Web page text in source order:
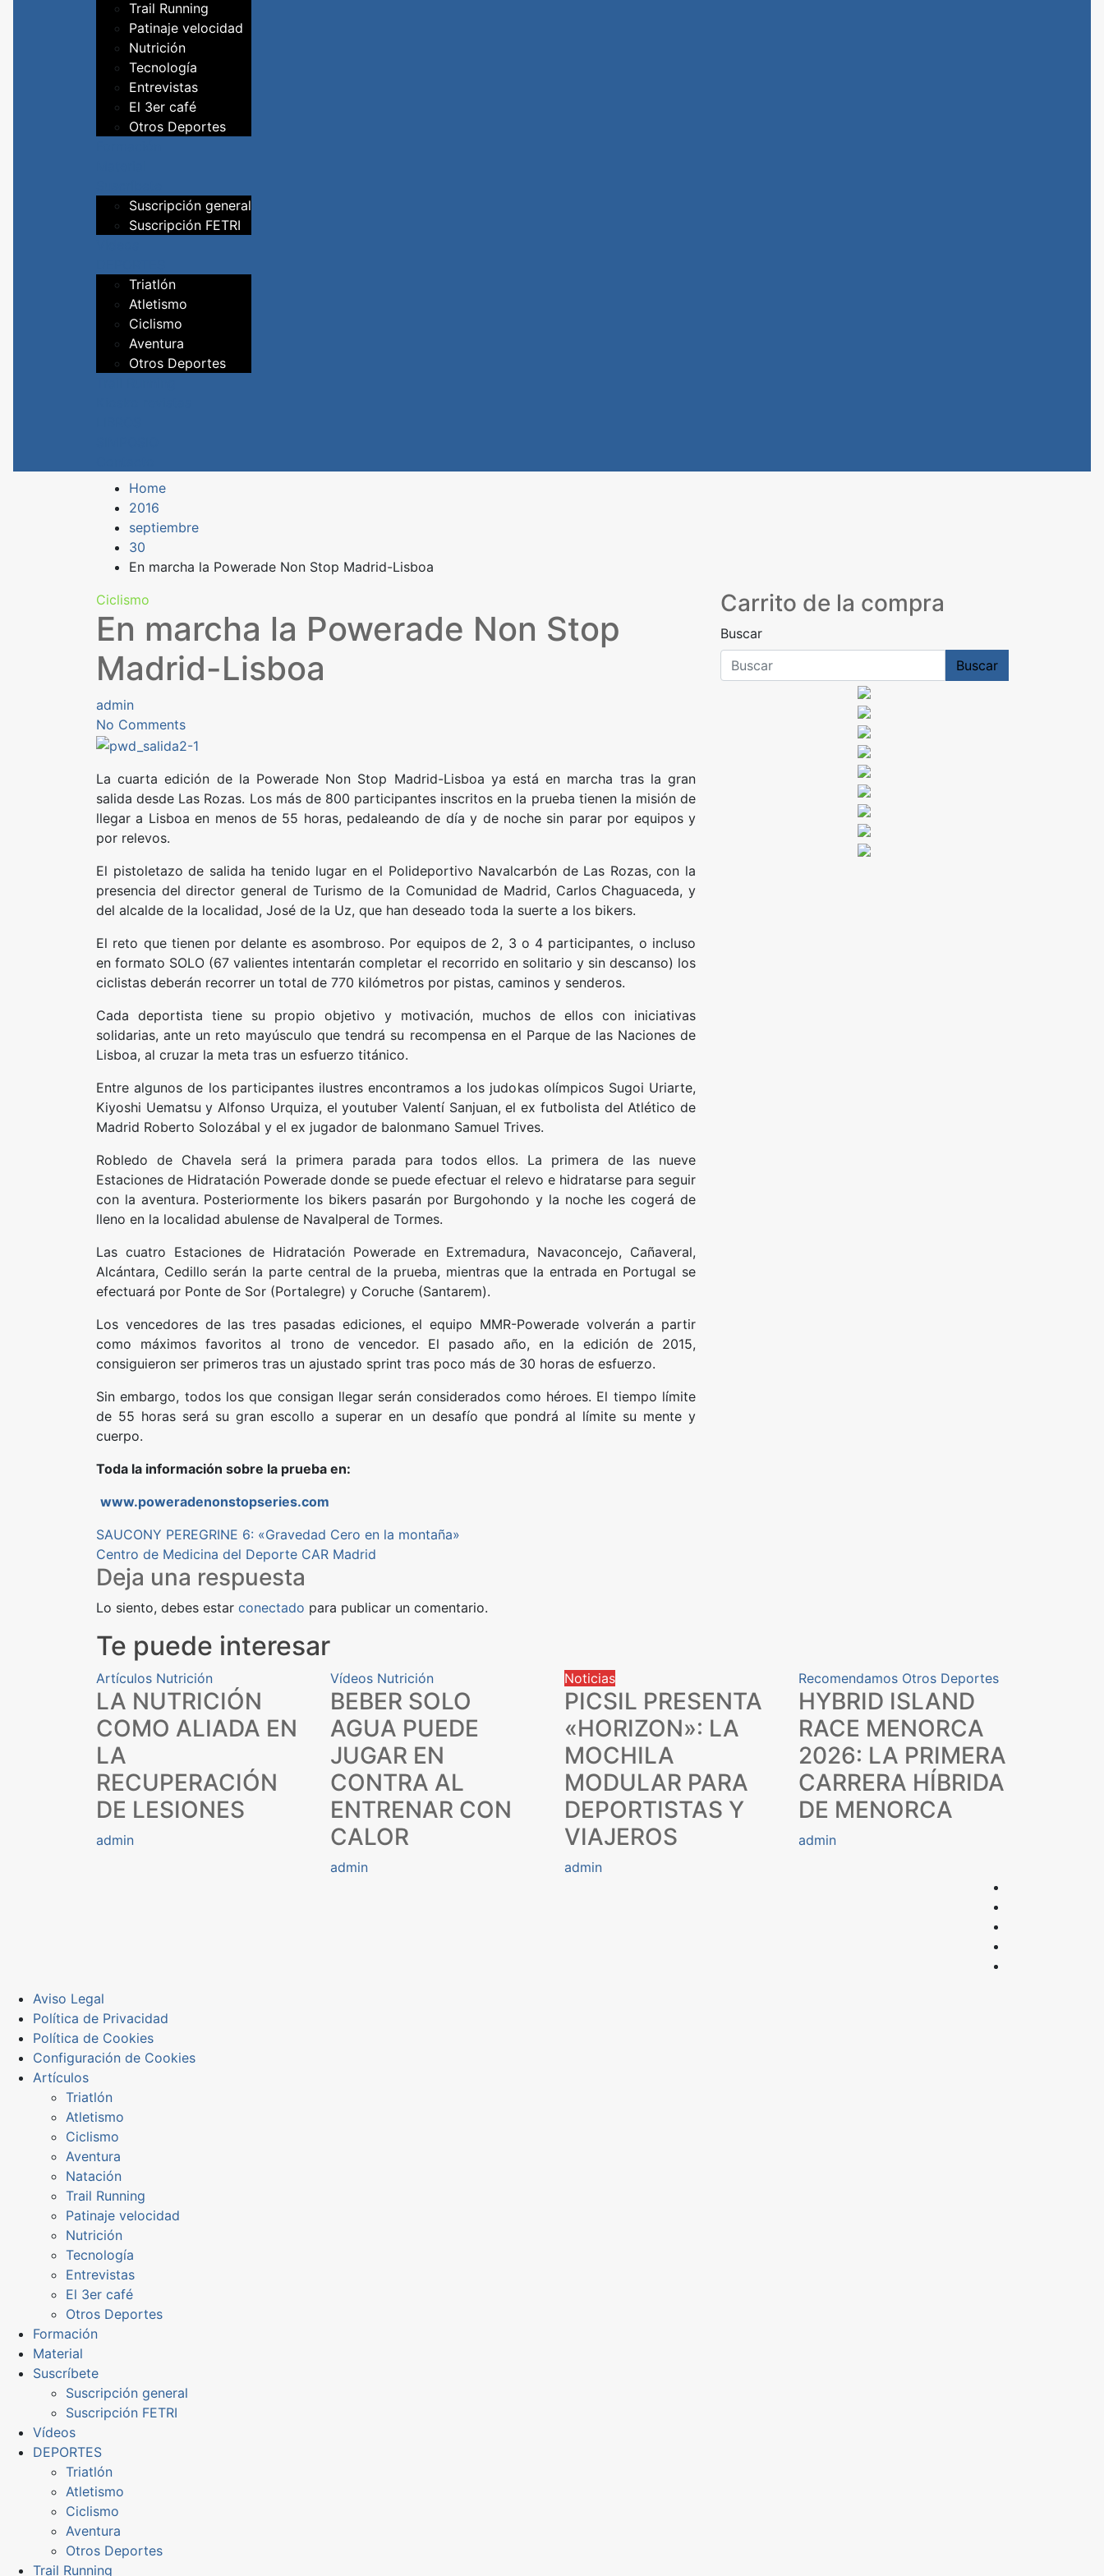
Trail Running
Patinaje velocidad
Nutrición
Tecnología
Entrevistas
El 3er café
Otros Deportes
Suscripción general
Suscripción FETRI
Triatlón
Atletismo
Ciclismo
Aventura
Otros Deportes
Home
2016
septiembre
30
En marcha la Powerade Non Stop Madrid-Lisboa
Ciclismo
En marcha la Powerade Non Stop
Madrid-Lisboa
admin
No Comments
La cuarta edición de la Powerade Non Stop Madrid-Lisboa ya está en marcha tras la gran
salida desde Las Rozas. Los más de 800 participantes inscritos en la prueba tienen la misión de
llegar a Lisboa en menos de 55 horas, pedaleando de día y de noche sin parar por equipos y
por relevos.
El pistoletazo de salida ha tenido lugar en el Polideportivo Navalcarbón de Las Rozas, con la
presencia del director general de Turismo de la Comunidad de Madrid, Carlos Chaguaceda, y
del alcalde de la localidad, José de la Uz, que han deseado toda la suerte a los bikers.
El reto que tienen por delante es asombroso. Por equipos de 2, 3 o 4 participantes, o incluso
en formato SOLO (67 valientes intentarán completar el recorrido en solitario y sin descanso) los
ciclistas deberán recorrer un total de 770 kilómetros por pistas, caminos y senderos.
Cada deportista tiene su propio objetivo y motivación, muchos de ellos con iniciativas
solidarias, ante un reto mayúsculo que tendrá su recompensa en el Parque de las Naciones de
Lisboa, al cruzar la meta tras un esfuerzo titánico.
Entre algunos de los participantes ilustres encontramos a los judokas olímpicos Sugoi Uriarte,
Kiyoshi Uematsu y Alfonso Urquiza, el youtuber Valentí Sanjuan, el ex futbolista del Atlético de
Madrid Roberto Solozábal y el ex jugador de balonmano Samuel Trives.
Robledo de Chavela será la primera parada para todos ellos. La primera de las nueve
Estaciones de Hidratación Powerade donde se puede efectuar el relevo e hidratarse para seguir
con la aventura. Posteriormente los bikers pasarán por Burgohondo y la noche les cogerá de
lleno en la localidad abulense de Navalperal de Tormes.
Las cuatro Estaciones de Hidratación Powerade en Extremadura, Navaconcejo, Cañaveral,
Alcántara, Cedillo serán la parte central de la prueba, mientras que la entrada en Portugal se
efectuará por Ponte de Sor (Portalegre) y Coruche (Santarem).
Los vencedores de las tres pasadas ediciones, el equipo MMR-Powerade volverán a partir
como máximos favoritos al trono de vencedor. El pasado año, en la edición de 2015,
consiguieron ser primeros tras un ajustado sprint tras poco más de 30 horas de esfuerzo.
Sin embargo, todos los que consigan llegar serán considerados como héroes. El tiempo límite
de 55 horas será su gran escollo a superar en un desafío que pondrá al límite su mente y
cuerpo.
Toda la información sobre la prueba en:
www.poweradenonstopseries.com
Navegación
de
entradas
SAUCONY PEREGRINE 6: «Gravedad Cero en la montaña»
Centro de Medicina del Deporte CAR Madrid
Deja una respuesta
Lo siento, debes estar conectado para publicar un comentario.
Carrito de la compra
Buscar
Buscar
Te puede interesar
Artículos Nutrición
LA NUTRICIÓN
COMO ALIADA EN
LA
RECUPERACIÓN
DE LESIONES
admin
Vídeos Nutrición
BEBER SOLO
AGUA PUEDE
JUGAR EN
CONTRA AL
ENTRENAR CON
CALOR
admin
Noticias
PICSIL PRESENTA
«HORIZON»: LA
MOCHILA
MODULAR PARA
DEPORTISTAS Y
VIAJEROS
admin
Recomendamos Otros Deportes
HYBRID ISLAND
RACE MENORCA
2026: LA PRIMERA
CARRERA HÍBRIDA
DE MENORCA
admin
Aviso Legal
Política de Privacidad
Política de Cookies
Configuración de Cookies
Artículos
Triatlón
Atletismo
Ciclismo
Aventura
Natación
Trail Running
Patinaje velocidad
Nutrición
Tecnología
Entrevistas
El 3er café
Otros Deportes
Formación
Material
Suscríbete
Suscripción general
Suscripción FETRI
Vídeos
DEPORTES
Triatlón
Atletismo
Ciclismo
Aventura
Otros Deportes
Trail Running